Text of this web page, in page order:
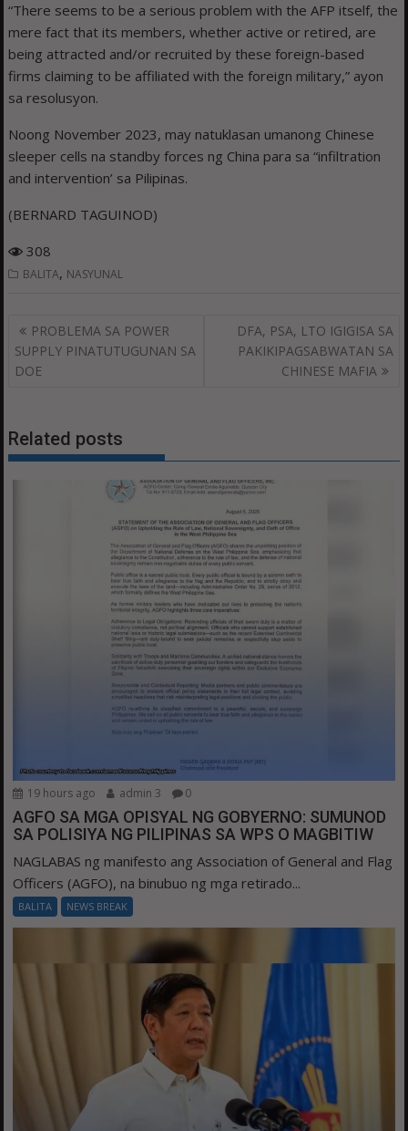
“There seems to be a serious problem with the AFP itself, the
mere fact that its members, whether active or retired, are
being attracted and/or recruited by these foreign-based
firms claiming to be affiliated with the foreign military,” ayon
sa resolusyon.
Noong November 2023, may natuklasan umanong Chinese
sleeper cells na standby forces ng China para sa “infiltration
and intervention’ sa Pilipinas.
(BERNARD TAGUINOD)
308
BALITA, NASYUNAL
Post
navigation
PROBLEMA SA POWER
SUPPLY PINATUTUGUNAN SA
DOE
DFA, PSA, LTO IGIGISA SA
PAKIKIPAGSABWATAN SA
CHINESE MAFIA
Related posts
19 hours ago admin 3 0
AGFO SA MGA OPISYAL NG GOBYERNO: SUMUNOD
SA POLISIYA NG PILIPINAS SA WPS O MAGBITIW
NAGLABAS ng manifesto ang Association of General and Flag
Officers (AGFO), na binubuo ng mga retirado...
BALITA NEWS BREAK